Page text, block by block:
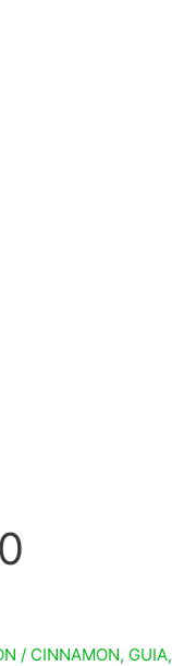
/ CINNAMON, GUIA,